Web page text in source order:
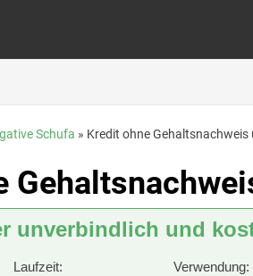
Schufa Kredit ohne Gehaltsnachweis
unverbindlich und
Laufzeit: Verwendung: